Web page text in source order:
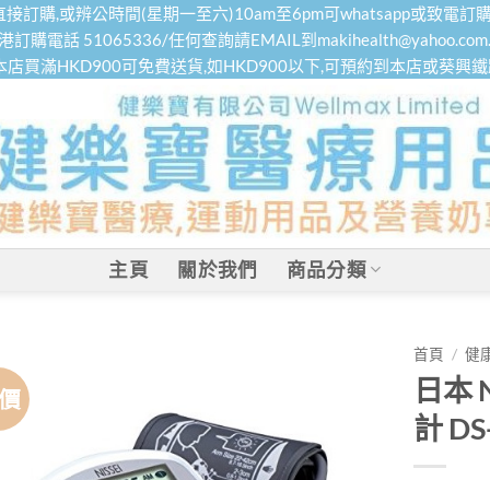
接訂購,或辨公時間(星期一至六)10am至6pm可whatsapp或致電訂
訂購電話 51065336/任何查詢請EMAIL到
店買滿HKD900可免費送貨,如HKD900以下,可預約到本店或葵興
主頁 關於我們 商品分類
首頁 / 健
日本
計